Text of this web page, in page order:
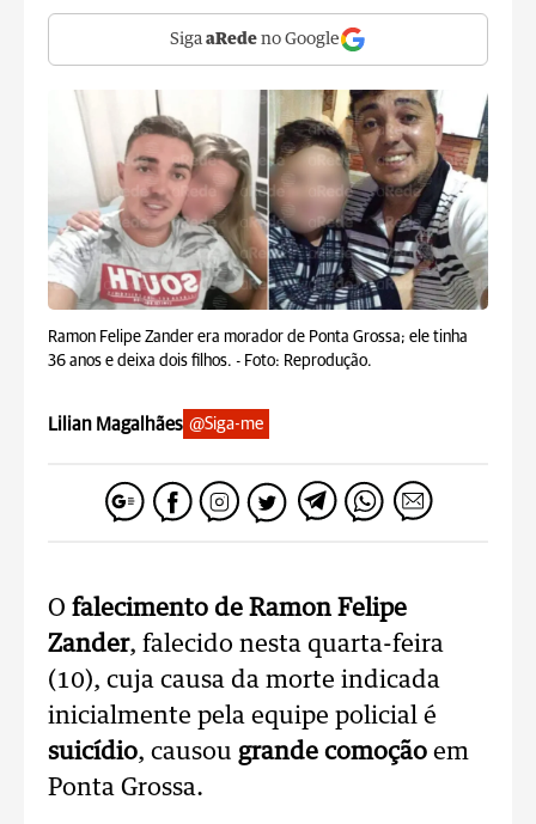
Siga aRede no Google
Ramon Felipe Zander era morador de Ponta Grossa; ele tinha
36 anos e deixa dois filhos. - Foto: Reprodução.
Lilian Magalhães @Siga-me
O falecimento de Ramon Felipe
Zander, falecido nesta quarta-feira
(10), cuja causa da morte indicada
inicialmente pela equipe policial é
suicídio, causou grande comoção em
Ponta Grossa.